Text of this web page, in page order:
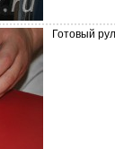
Готовый